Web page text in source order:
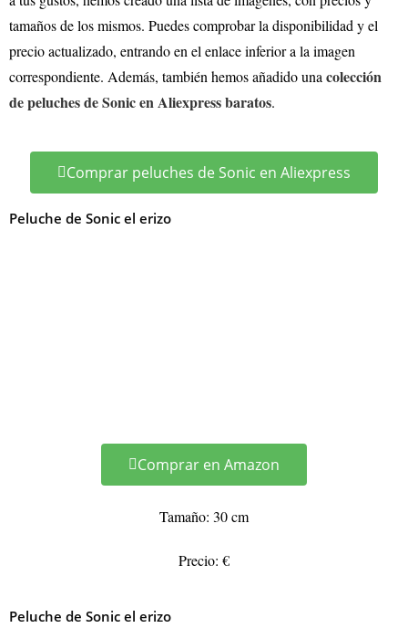
tamaños de los mismos. Puedes comprobar la disponibilidad y el
precio actualizado, entrando en el enlace inferior a la imagen
correspondiente. Además, también hemos añadido una colección
de peluches de Sonic en Aliexpress baratos.
Comprar peluches de Sonic en Aliexpress
Peluche de Sonic el erizo
Comprar en Amazon
Tamaño: 30 cm
Precio: €
Peluche de Sonic el erizo